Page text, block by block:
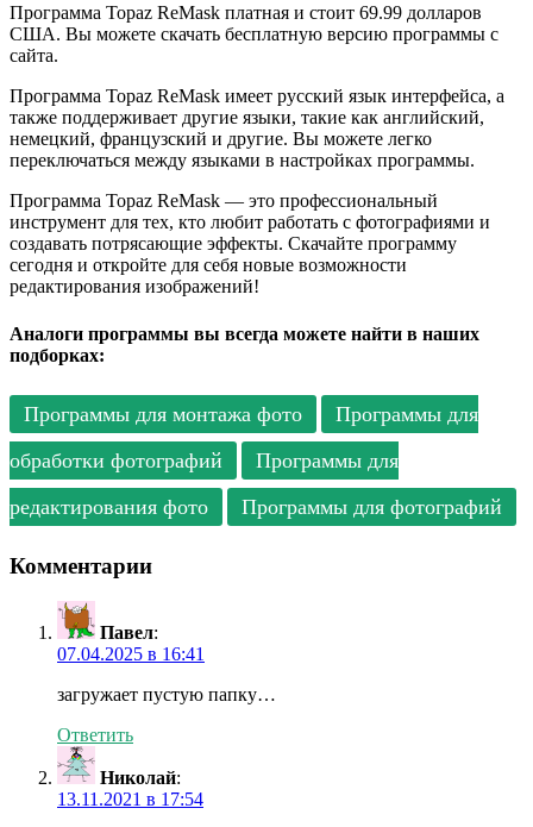
Программа Topaz ReMask платная и стоит 69.99 долларов
США. Вы можете скачать бесплатную версию программы с
сайта.
Программа Topaz ReMask имеет русский язык интерфейса, а
также поддерживает другие языки, такие как английский,
немецкий, французский и другие. Вы можете легко
переключаться между языками в настройках программы.
Программа Topaz ReMask — это профессиональный
инструмент для тех, кто любит работать с фотографиями и
создавать потрясающие эффекты. Скачайте программу
сегодня и откройте для себя новые возможности
редактирования изображений!
Аналоги программы вы всегда можете найти в наших
подборках:
Программы для монтажа фото
Программы для
обработки фотографий
Программы для
редактирования фото
Программы для фотографий
Комментарии
Павел:
07.04.2025 в 16:41
загружает пустую папку…
Ответить
Николай:
13.11.2021 в 17:54